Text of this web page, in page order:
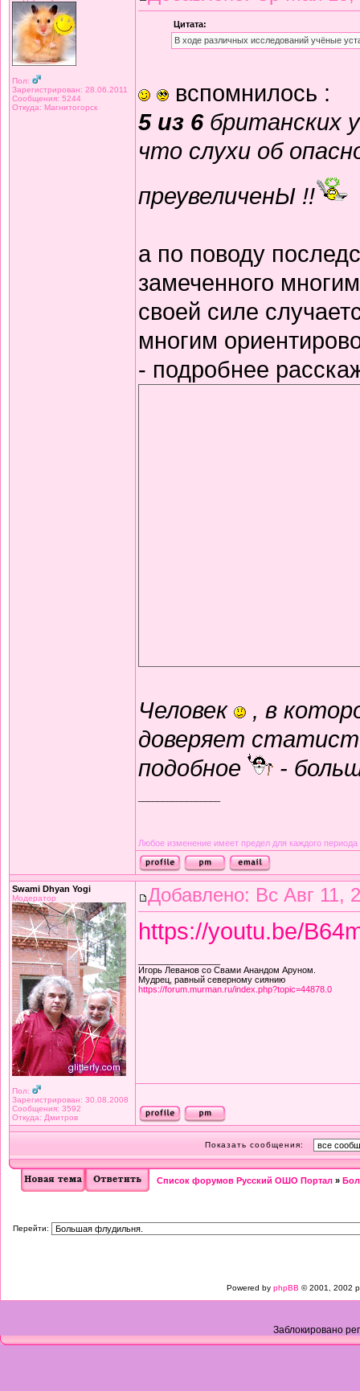
Пол:
Зарегистрирован: 28.06.2011
Сообщения: 5244
Откуда: Магнитогорск
Цитата:
В ходе различных исследований учёные
вспомнилось :
5 из 6 британских
что слухи об
преувеличенЫ !!
а по поводу
замеченного
своей силе
многим
- подробнее
Человек
, в
доверяет
подобное
-
Любое изменение имеет предел для каждого периода
Swami Dhyan Yogi
Модератор
Пол:
Зарегистрирован: 30.08.2008
Сообщения: 3592
Откуда: Дмитров
Добавлено: Вс Авг 11,
https://youtu.be/
Игорь Леванов со Свами Анандом Аруном.
Мудрец, равный северному сиянию
https://forum.murman.ru/index.php?topic=44878.0
Показать сообщения:
Список форумов Русский ОШО Портал »
Перейти:
Powered by phpBB © 2001, 2002
Заблокировано